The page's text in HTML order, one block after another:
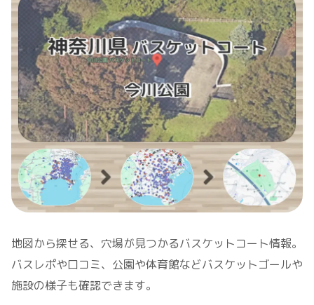
地図から探せる、穴場が見つかるバスケットコート情報。
バスレポや口コミ、公園や体育館などバスケットゴールや
施設の様子も確認できます。